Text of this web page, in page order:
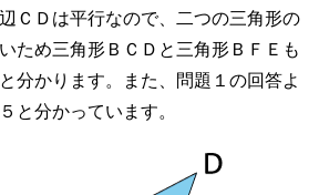
ＣＤは平行なので、二つの三角形の
ため三角形ＢＣＤと三角形ＢＦＥも
分かります。また、問題１の回答よ
と分かっています。